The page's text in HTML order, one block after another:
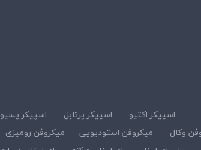
اسپیکر اکتیو اسپیکر پرتابل اسپیکر پسیو
وکال میکروفن استودیویی میکروفن رومیزی